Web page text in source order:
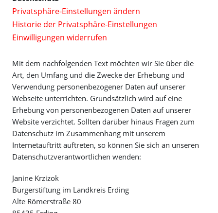
Privatsphäre-Einstellungen ändern
Historie der Privatsphäre-Einstellungen
Einwilligungen widerrufen
Mit dem nachfolgenden Text möchten wir Sie über die
Art, den Umfang und die Zwecke der Erhebung und
Verwendung personenbezogener Daten auf unserer
Webseite unterrichten. Grundsätzlich wird auf eine
Erhebung von personenbezogenen Daten auf unserer
Website verzichtet. Sollten darüber hinaus Fragen zum
Datenschutz im Zusammenhang mit unserem
Internetauftritt auftreten, so können Sie sich an unseren
Datenschutzverantwortlichen wenden:
Janine Krzizok
Bürgerstiftung im Landkreis Erding
Alte Römerstraße 80